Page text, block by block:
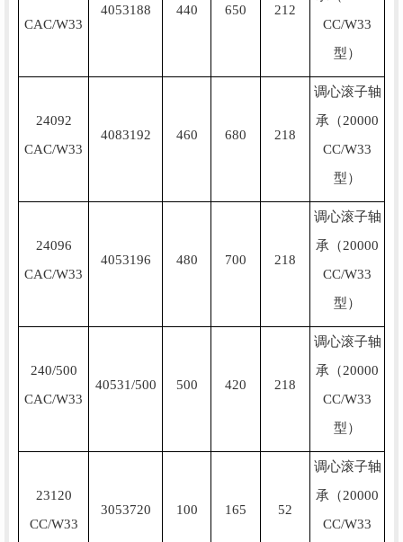
CAC/W33
4053188 440 650 212
CC/W33
型）
24092
CAC/W33
4083192 460 680 218
调心滚子轴
承（20000
CC/W33
型）
24096
CAC/W33
4053196 480 700 218
调心滚子轴
承（20000
CC/W33
型）
240/500
CAC/W33
40531/500 500 420 218
调心滚子轴
承（20000
CC/W33
型）
23120
CC/W33
3053720 100 165 52
调心滚子轴
承（20000
CC/W33